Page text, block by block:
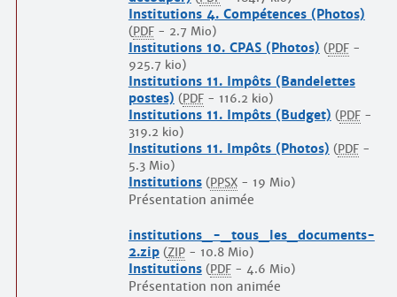
Institutions 4. Compétences (Photos)
( PDF- 2.7 Mio)
Institutions 10. CPAS (Photos) ( PDF-
925.7 kio)
Institutions 11. Impôts (Bandelettes
postes) ( PDF- 116.2 kio)
Institutions 11. Impôts (Budget) ( PDF-
319.2 kio)
Institutions 11. Impôts (Photos) ( PDF-
5.3 Mio)
Institutions ( PPSX- 19 Mio)
Présentation animée
institutions_-_tous_les_documents-
2.zip (ZIP- 10.8 Mio)
Institutions ( PDF- 4.6 Mio)
Présentation non animée